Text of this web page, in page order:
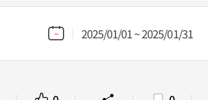
2025/01/01 ~ 2025/01/31